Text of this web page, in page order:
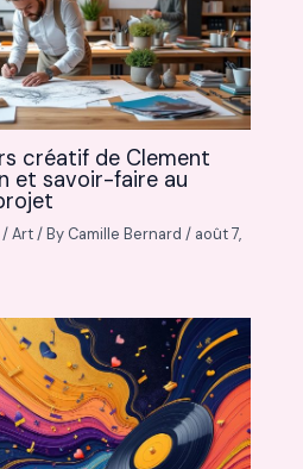
créatif de Clement
et savoir-faire au
/Art/ By Camille Bernard/ août 7,